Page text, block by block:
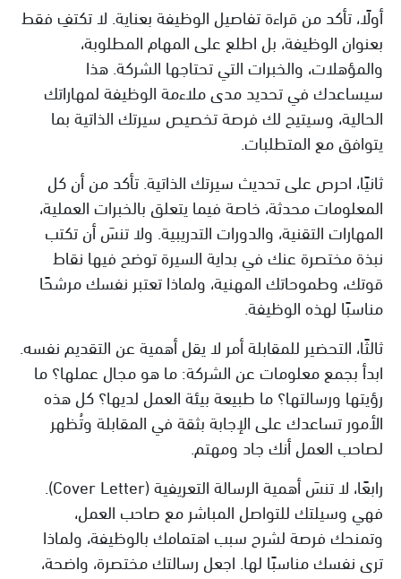
أولًا، تأكد من قراءة تفاصيل الوظيفة بعناية. لا تكتفِ فقط
بعنوان الوظيفة، بل اطلع على المهام المطلوبة،
والمؤهلات، والخبرات التي تحتاجها الشركة. هذا
سيساعدك في تحديد مدى ملاءمة الوظيفة لمهاراتك
الحالية، وسيتيح لك فرصة تخصيص سيرتك الذاتية بما
يتوافق مع المتطلبات.
ثانيًا، احرص على تحديث سيرتك الذاتية. تأكد من أن كل
المعلومات محدثة، خاصة فيما يتعلق بالخبرات العملية،
المهارات التقنية، والدورات التدريبية. ولا تنسَ أن تكتب
نبذة مختصرة عنك في بداية السيرة توضح فيها نقاط
قوتك، وطموحاتك المهنية، ولماذا تعتبر نفسك مرشحًا
مناسبًا لهذه الوظيفة.
ثالثًا، التحضير للمقابلة أمر لا يقل أهمية عن التقديم نفسه.
ابدأ بجمع معلومات عن الشركة: ما هو مجال عملها؟ ما
رؤيتها ورسالتها؟ ما طبيعة بيئة العمل لديها؟ كل هذه
الأمور تساعدك على الإجابة بثقة في المقابلة وتُظهر
لصاحب العمل أنك جاد ومهتم.
رابعًا، لا تنسَ أهمية الرسالة التعريفية (Cover Letter).
فهي وسيلتك للتواصل المباشر مع صاحب العمل،
وتمنحك فرصة لشرح سبب اهتمامك بالوظيفة، ولماذا
ترى نفسك مناسبًا لها. اجعل رسالتك مختصرة، واضحة،